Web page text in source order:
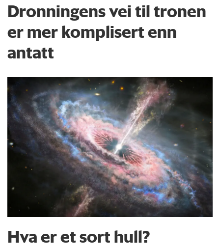
Dronningens vei til tronen
er mer komplisert enn
antatt
Hva er et sort hull?